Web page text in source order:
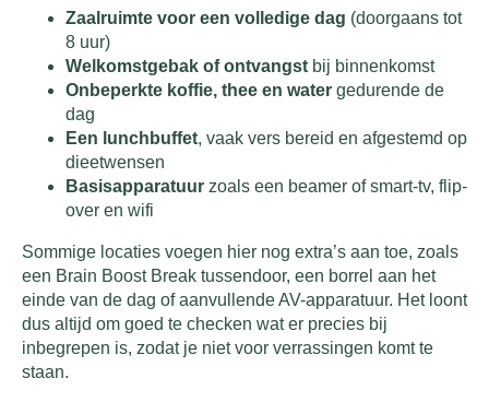
Zaalruimte voor een volledige dag (doorgaans tot
8 uur)
Welkomstgebak of ontvangst bij binnenkomst
Onbeperkte koffie, thee en water gedurende de
dag
Een lunchbuffet, vaak vers bereid en afgestemd op
dieetwensen
Basisapparatuur zoals een beamer of smart-tv, flip-
over en wifi
Sommige locaties voegen hier nog extra’s aan toe, zoals
een Brain Boost Break tussendoor, een borrel aan het
einde van de dag of aanvullende AV-apparatuur. Het loont
dus altijd om goed te checken wat er precies bij
inbegrepen is, zodat je niet voor verrassingen komt te
staan.